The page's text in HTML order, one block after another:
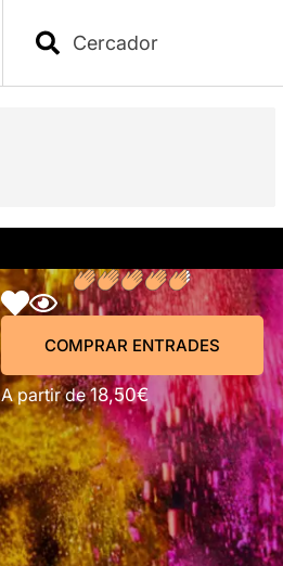
COMPRAR ENTRADES
A partir de18,50€
COMPRAR ENTRADES